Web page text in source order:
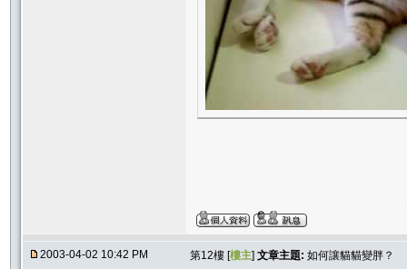
2003-04-02 10:42 PM 第12樓 [樓主] 文章主題: 如何讓貓貓變胖？